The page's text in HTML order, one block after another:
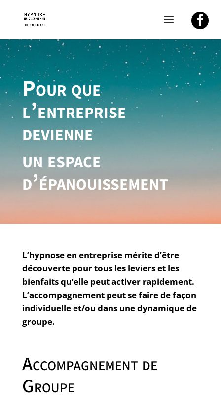
Pour que
l’entreprise
devienne
un espace
d’épanouissement
L’hypnose en entreprise mérite d’être
découverte pour tous les leviers et les
bienfaits qu’elle peut activer rapidement.
L’accompagnement peut se faire de façon
individuelle et/ou dans une dynamique de
groupe.
Accompagnement de
Groupe